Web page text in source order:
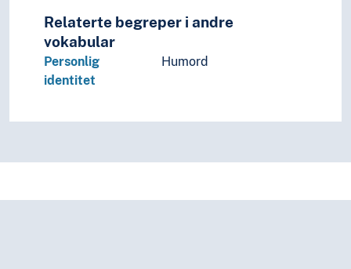
Relaterte begreper i andre
vokabular
Personlig
identitet
Humord